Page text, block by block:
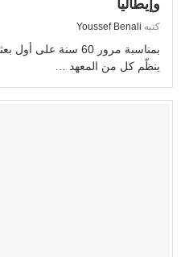
وإيطاليا
كتبه Youssef Benali
بمناسبة مرور 60 سنة
ينظّم كل من المعهد …